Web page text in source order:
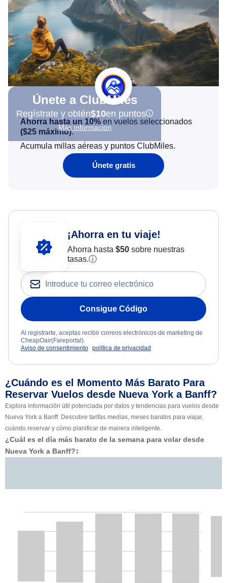
Únete a ClubMiles
Regístrate y obtén$10en puntos
Más información
Ahorra hasta un 10% en vuelos seleccionados
($25 máximo).
Acumula millas aéreas y puntos ClubMiles.
Únete gratis
¡Ahorra en tu viaje!
Ahorra hasta $50sobre nuestras
tasas.ⓘ
Consigue Código
Al registrarte, aceptas recibir correos electrónicos de marketing de
CheapOair(Fareportal).
Aviso de consentimiento política de privacidad
¿Cuándo es el Momento Más Barato Para
Reservar Vuelos desde Nueva York a Banff?
Explora información útil potenciada por datos y tendencias para vuelos desde
Nueva York a Banff. Descubre tarifas medias, meses baratos para viajar,
cuándo reservar y cómo planificar de manera inteligente.
¿Cuál es el día más barato de la semana para volar desde
Nueva York a Banff?‡